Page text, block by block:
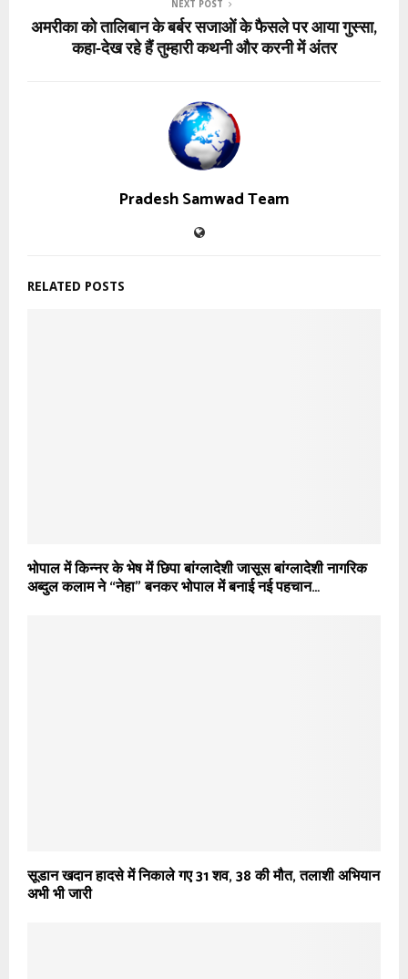
NEXT POST
अमरीका को तालिबान के बर्बर सजाओं के फैसले पर आया गुस्सा,
कहा-देख रहे हैं तुम्हारी कथनी और करनी में अंतर
Pradesh Samwad Team
RELATED POSTS
भोपाल में किन्नर के भेष में छिपा बांग्लादेशी जासूस बांग्लादेशी नागरिक
अब्दुल कलाम ने “नेहा” बनकर भोपाल में बनाई नई पहचान…
सूडान खदान हादसे में निकाले गए 31 शव, 38 की मौत, तलाशी अभियान
अभी भी जारी